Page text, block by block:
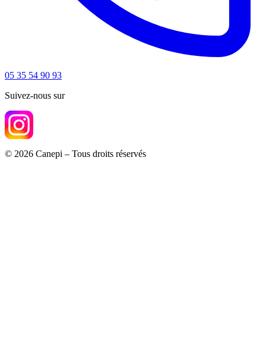
05 35 54 90 93
Suivez-nous sur
© 2026 Canepi – Tous droits réservés